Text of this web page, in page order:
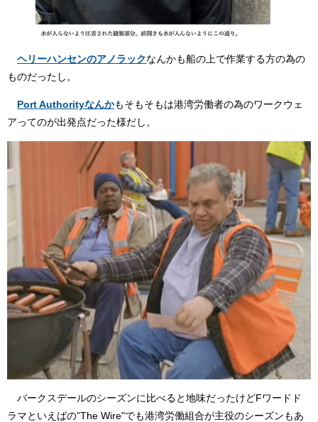
ヘリーハンセンのアノラックなんかも船の上で作業する方の為の
ものだったし。
Port Authorityなんかもそもそもは港湾労働者の為のワークウェ
アってのが出発点だった様だし。
バークスデールのシーズンに比べると地味だったけどFワードド
ラマといえばの”The Wire"でも港湾労働組合が主役のシーズンもあ